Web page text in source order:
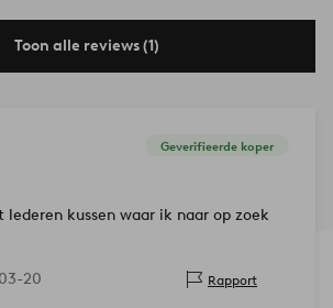
Toon alle reviews (1)
Geverifieerde koper
kussen waar ik naar op zoek
20 Rapport